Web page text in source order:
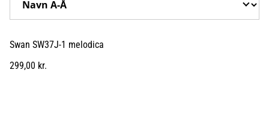
Swan SW37J-1 melodica
299,00 kr.